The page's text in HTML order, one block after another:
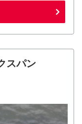
スパン